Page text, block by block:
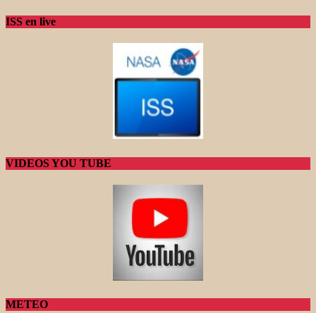
ISS en live
VIDEOS YOU TUBE
METEO